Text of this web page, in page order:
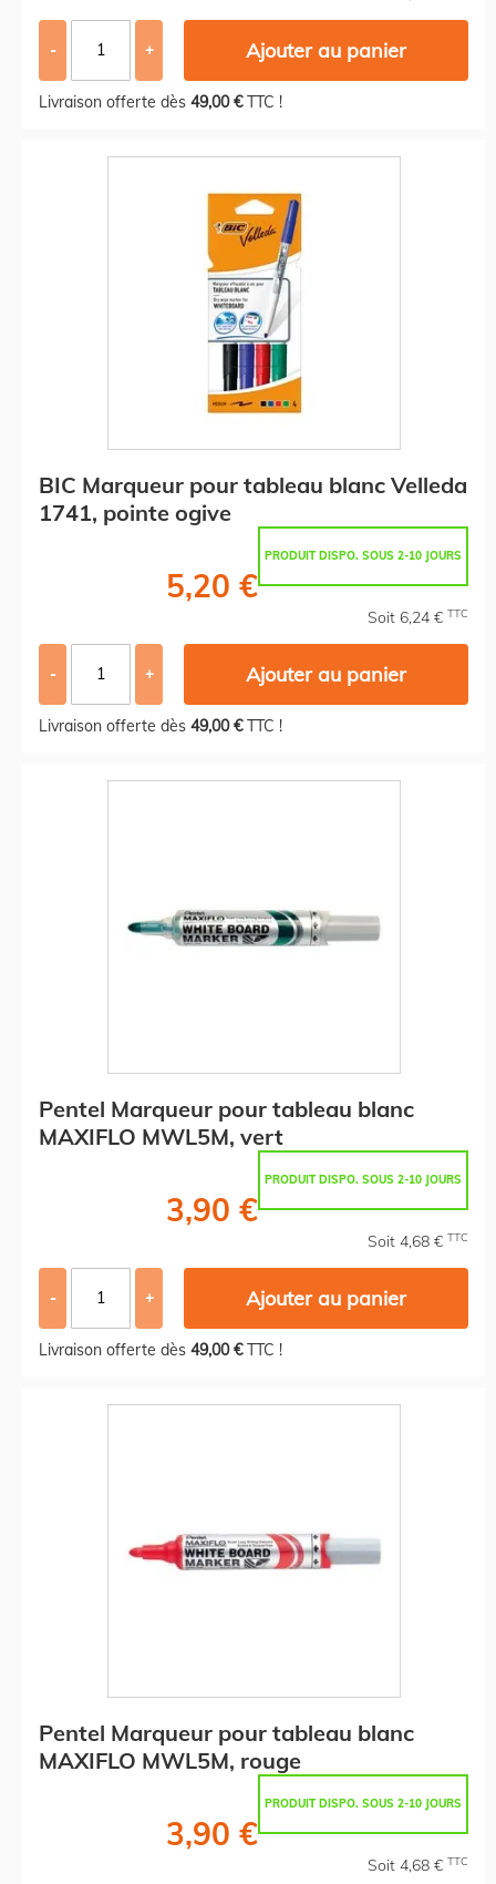
- + Ajouter au panier
Livraison offerte dès 49,00 €TTC !
BIC Marqueur pour tableau blanc Velleda
1741, pointe ogive
PRODUIT DISPO. SOUS 2-10 JOURS
5,20 €
Soit 6,24 € TTC
- + Ajouter au panier
Livraison offerte dès 49,00 €TTC !
Pentel Marqueur pour tableau blanc
MAXIFLO MWL5M, vert
PRODUIT DISPO. SOUS 2-10 JOURS
3,90 €
Soit 4,68 € TTC
- + Ajouter au panier
Livraison offerte dès 49,00 €TTC !
Pentel Marqueur pour tableau blanc
MAXIFLO MWL5M, rouge
PRODUIT DISPO. SOUS 2-10 JOURS
3,90 €
Soit 4,68 € TTC